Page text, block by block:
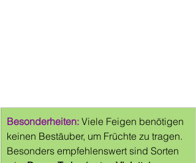
Besonderheiten: Viele Feigen benötigen
keinen Bestäuber, um Früchte zu tragen.
Besonders empfehlenswert sind Sorten